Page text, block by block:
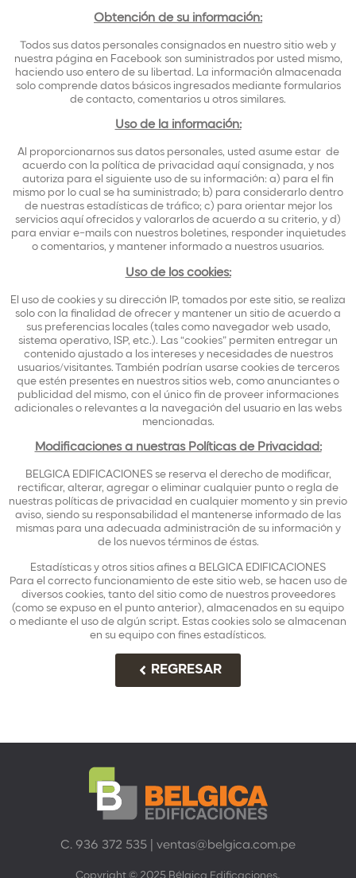
Obtención de su información:
Todos sus datos personales consignados en nuestro sitio web y
nuestra página en Facebook son suministrados por usted mismo,
haciendo uso entero de su libertad. La información almacenada
solo comprende datos básicos ingresados mediante formularios
de contacto, comentarios u otros similares.
Uso de la información:
Al proporcionarnos sus datos personales, usted asume estar de
acuerdo con la política de privacidad aquí consignada, y nos
autoriza para el siguiente uso de su información: a) para el fin
mismo por lo cual se ha suministrado; b) para considerarlo dentro
de nuestras estadísticas de tráfico; c) para orientar mejor los
servicios aquí ofrecidos y valorarlos de acuerdo a su criterio, y d)
para enviar e-mails con nuestros boletines, responder inquietudes
o comentarios, y mantener informado a nuestros usuarios.
Uso de los cookies:
El uso de cookies y su dirección IP, tomados por este sitio, se realiza
solo con la finalidad de ofrecer y mantener un sitio de acuerdo a
sus preferencias locales (tales como navegador web usado,
sistema operativo, ISP, etc.). Las “cookies” permiten entregar un
contenido ajustado a los intereses y necesidades de nuestros
usuarios/visitantes. También podrían usarse cookies de terceros
que estén presentes en nuestros sitios web, como anunciantes o
publicidad del mismo, con el único fin de proveer informaciones
adicionales o relevantes a la navegación del usuario en las webs
mencionadas.
Modificaciones a nuestras Políticas de Privacidad:
BELGICA EDIFICACIONES se reserva el derecho de modificar,
rectificar, alterar, agregar o eliminar cualquier punto o regla de
nuestras políticas de privacidad en cualquier momento y sin previo
aviso, siendo su responsabilidad el mantenerse informado de las
mismas para una adecuada administración de su información y
de los nuevos términos de éstas.
Estadísticas y otros sitios afines a BELGICA EDIFICACIONES
Para el correcto funcionamiento de este sitio web, se hacen uso de
diversos cookies, tanto del sitio como de nuestros proveedores
(como se expuso en el punto anterior), almacenados en su equipo
o mediante el uso de algún script. Estas cookies solo se almacenan
en su equipo con fines estadísticos.
REGRESAR
C. 936 372 535 ventas@belgica.com.pe
.